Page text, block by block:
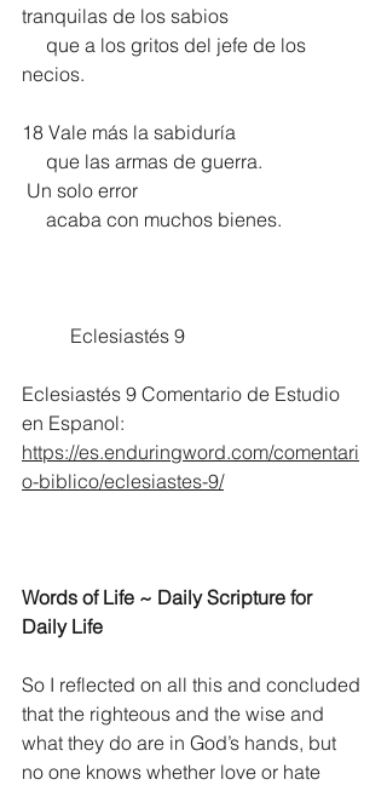
tranquilas de los sabios
necios.
18 Vale más la sabiduría
     que las armas de guerra.
Un solo error
     acaba con muchos bienes.
	Eclesiastés 9
Eclesiastés 9 Comentario de Estudio
en Espanol:
https://es.enduringword.com/comentari
o-biblico/eclesiastes-9/
Words of Life ~ Daily Scripture for
Daily Life
So I reflected on all this and concluded
that the righteous and the wise and
what they do are in God’s hands, but
no one knows whether love or hate